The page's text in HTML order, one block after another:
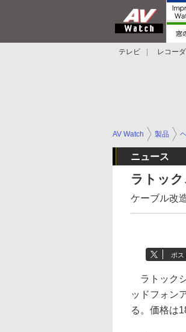
テレビ レコーダ
AV Watch 製品
ニュース
ラトッ
ケーブル改
ポス
ラトック
ッドフォン
る。価格は